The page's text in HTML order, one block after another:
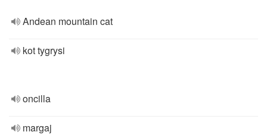
Andean mountain cat
kot tygrysi
oncilla
margaj